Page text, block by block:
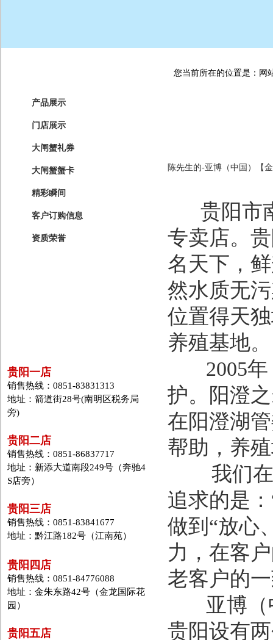
产品展示
门店展示
大闸蟹礼券
大闸蟹蟹卡
精彩瞬间
客户订购信息
资质荣誉
贵阳一店
销售热线：0851-83831313
地址：箭道街28号(南明区税务局
旁)
贵阳二店
销售热线：0851-86837717
地址：新添大道南段249号（奔驰4
S店旁）
贵阳三店
销售热线：0851-83841677
地址：黔江路182号（江南苑）
贵阳四店
销售热线：0851-84776088
地址：金朱东路42号（金龙国际花
园）
贵阳五店
您当前所在的位置是：网
陈先生的-亚博（中国）【
贵阳市南
专卖店。
名天下，
然水质无
位置得天
养殖基地。
2005年
护。阳澄
在阳澄湖
帮助，养
我们在
追求的是
做到“放心
力，在客
老客户的
亚博（中
贵阳设有